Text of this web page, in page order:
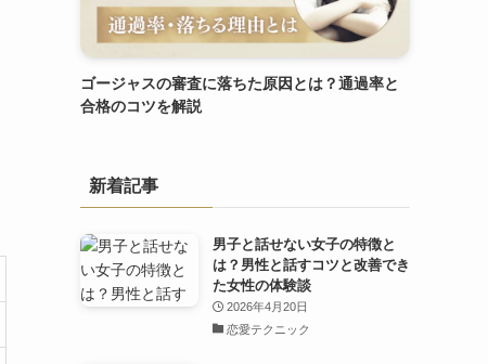
ゴージャスの審査に落ちた原因とは？通過率と
合格のコツを解説
新着記事
男子と話せない女子の特徴と
は？男性と話すコツと改善でき
た女性の体験談
2026年4月20日
恋愛テクニック